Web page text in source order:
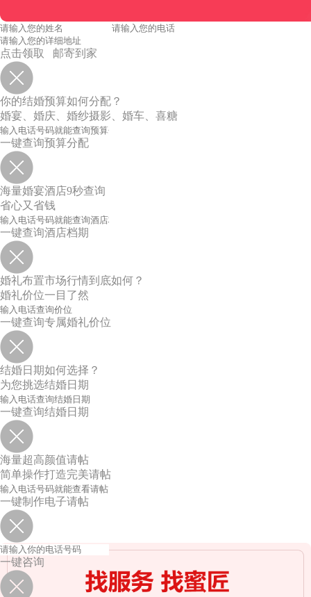
点击领取 邮寄到家
你的结婚预算如何分配？
婚宴、婚庆、婚纱摄影、婚车、喜糖
一键查询预算分配
海量婚宴酒店9秒查询
省心又省钱
一键查询酒店档期
婚礼布置市场行情到底如何？
婚礼价位一目了然
一键查询专属婚礼价位
结婚日期如何选择？
为您挑选结婚日期
一键查询结婚日期
海量超高颜值请帖
简单操作打造完美请帖
一键制作电子请帖
一键咨询